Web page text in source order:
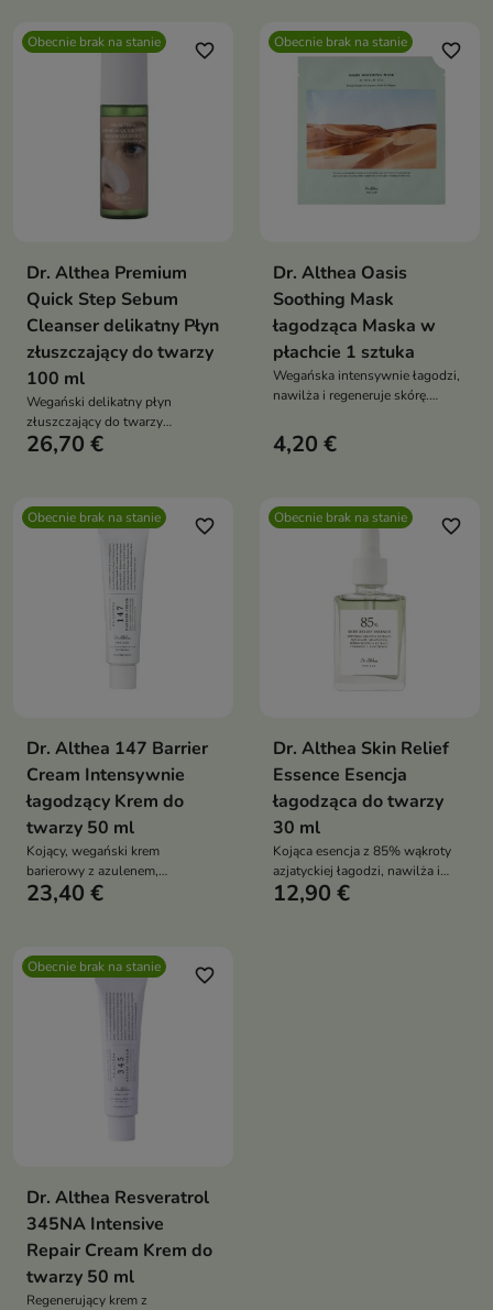
Obecnie brak na stanie favorite_border
Dr. Althea Premium
Quick Step Sebum
Cleanser delikatny Płyn
złuszczający do twarzy
100 ml
Wegański delikatny płyn
złuszczający do twarzy
skutecznie oczyszcza pory,
gruczołów łojowych, łagodzi i
nawilża, pozostawiając skórę
gładką i odświeżoną – bez
26,70 €
Obecnie brak na stanie favorite_border
Dr. Althea Oasis
Soothing Mask
łagodząca Maska w
płachcie 1 sztuka
Wegańska intensywnie łagodzi,
nawilża i regeneruje skórę.
podrażnienia i nadaje cerze
zdrowy, promienny wygląd –
4,20 €
Obecnie brak na stanie favorite_border
Dr. Althea 147 Barrier
Cream Intensywnie
łagodzący Krem do
twarzy 50 ml
Kojący, wegański krem
barierowy z azulenem,
ceramidami i kompleksem
23,40 €
Obecnie brak na stanie favorite_border
Dr. Althea Skin Relief
Essence Esencja
łagodząca do twarzy
30 ml
Kojąca esencja z 85% wąkroty
azjatyckiej łagodzi, nawilża i
wspiera regenerację. Idealna dla
12,90 €
Obecnie brak na stanie favorite_border
Dr. Althea Resveratrol
345NA Intensive
Repair Cream Krem do
twarzy 50 ml
Regenerujący krem z